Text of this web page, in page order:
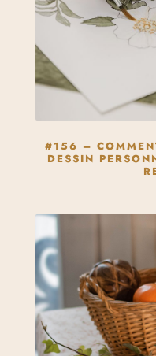
#156 –
DESSIN